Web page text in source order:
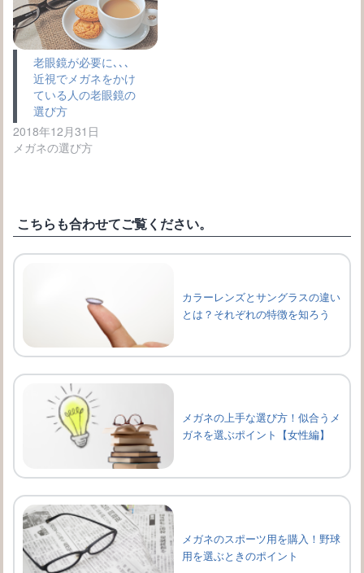
老眼鏡が必要に､､､
近視でメガネをかけ
ている人の老眼鏡の
選び方
2018年12月31日
メガネの選び方
こちらも合わせてご覧ください。
カラーレンズとサングラスの違い
とは？それぞれの特徴を知ろう
メガネの上手な選び方！似合うメ
ガネを選ぶポイント【女性編】
メガネのスポーツ用を購入！野球
用を選ぶときのポイント